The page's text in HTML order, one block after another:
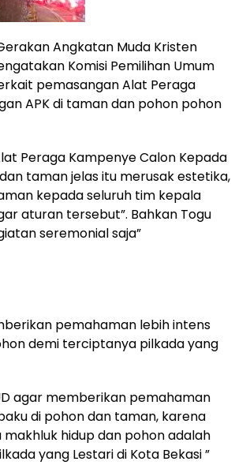
Angkatan Muda Kristen
Komisi Pemilihan Umum
pemasangan Alat Peraga
APK di taman dan pohon pohon
Peraga Kampenye Calon Kepada
taman jelas itu merusak estetika,
kepada seluruh tim kepala
aturan tersebut”. Bahkan Togu
seremonial saja”
pemahaman lebih intens
demi terciptanya pilkada yang
agar memberikan pemahaman
di pohon dan taman, karena
hidup dan pohon adalah
yang Lestari di Kota Bekasi ”